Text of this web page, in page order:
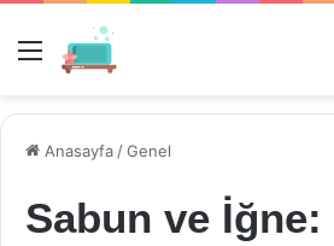
Menü
Anasayfa /Genel
Sabun ve İğne: